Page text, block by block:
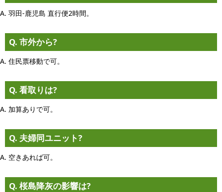
A. 羽田-鹿児島 直行便2時間。
Q. 市外から?
A. 住民票移動で可。
Q. 看取りは?
A. 加算ありで可。
Q. 夫婦同ユニット?
A. 空きあれば可。
Q. 桜島降灰の影響は?